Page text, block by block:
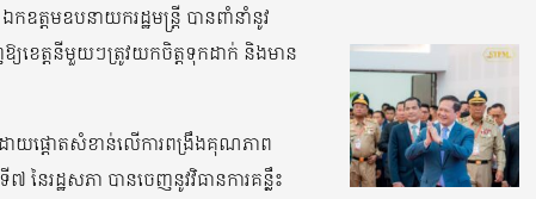
តមឧបនាយករដ្ឋមន្ត្រី បានពាំនាំនូវ
ខេត្តនីមួយៗត្រូវយកចិត្តទុកដាក់ និងមាន
ដោយផ្តោតសំខាន់លើការពង្រឹងគុណភាព
នៃរដ្ឋសភា បានចេញនូវវិធានការគន្លឹះ